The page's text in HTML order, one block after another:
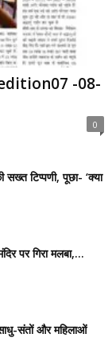
-08-
0
सख्त टिप्पणी, पूछा- ‘क्या
पर गिरा मलबा,...
संतों और महिलाओं